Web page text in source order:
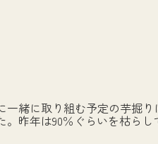
緒に取り組む予定の芋掘り
昨年は90％ぐらいを枯らし